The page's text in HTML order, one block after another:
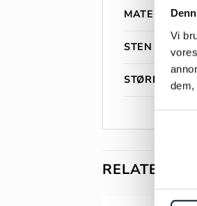
Vi
MATERIALE
STEN
STØRRELSE